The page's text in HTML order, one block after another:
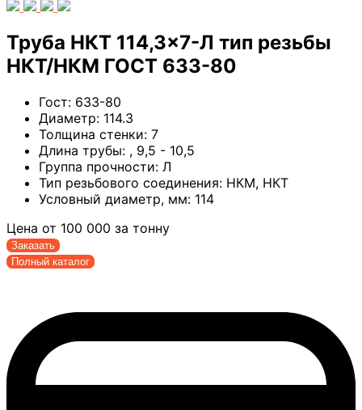
Труба НКТ 114,3×7-Л тип резьбы
НКТ/НКМ ГОСТ 633-80
Гост: 633-80
Диаметр: 114.3
Толщина стенки: 7
Длина трубы: , 9,5 - 10,5
Группа прочности: Л
Тип резьбового соединения: НКМ, НКТ
Условный диаметр, мм: 114
Цена от 100 000 за тонну
Заказать
Полный каталог